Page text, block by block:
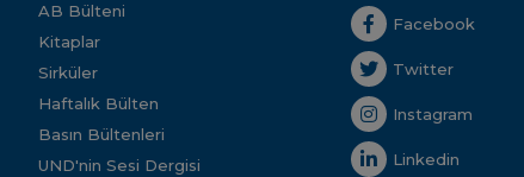
AB Bülteni
Kitaplar
Sirküler
Haftalık Bülten
Basın Bültenleri
UND'nin Sesi Dergisi
Facebook
Twitter
Instagram
Linkedin